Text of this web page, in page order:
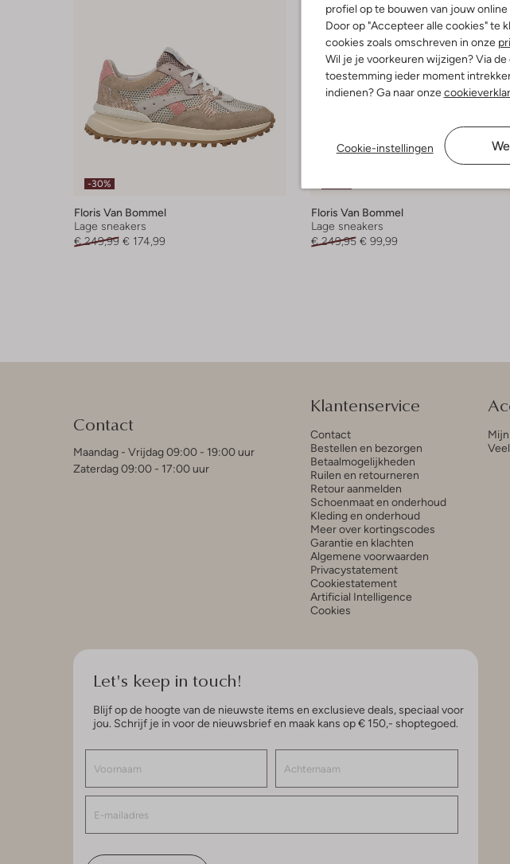
profiel op te bouwen van jouw
Door op "Accepteer alle cookies" te
cookies zoals omschreven in onze
Wil je je voorkeuren wijzigen? Via
toestemming ieder moment
indienen? Ga naar onze
Cookie-instellingen
-30%
Floris Van Bommel
Lage sneakers
€ 249,99 € 174,99
Floris Van Bommel
Lage sneakers
€ 249,95 € 99,99
Contact
Maandag - Vrijdag 09:00 - 19:00 uur
Zaterdag 09:00 - 17:00 uur
Klantenservice
Contact
Bestellen en bezorgen
Betaalmogelijkheden
Ruilen en retourneren
Retour aanmelden
Schoenmaat en onderhoud
Kleding en onderhoud
Meer over kortingscodes
Garantie en klachten
Algemene voorwaarden
Privacystatement
Cookiestatement
Artificial Intelligence
Cookies
Let's keep in touch!
Blijf op de hoogte van de nieuwste items en exclusieve deals, speciaal voor
jou. Schrijf je in voor de nieuwsbrief en maak kans op € 150,- shoptegoed.